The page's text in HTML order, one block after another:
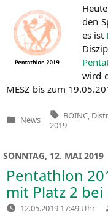
den
es ist
wird
MESZ bis zum
Veröffentlicht
News
Tags:
BOINC
2019
SONNTAG, 12. MAI 2019
Pentathlon
mit Platz 2
12.05.2019 17:49 Uhr